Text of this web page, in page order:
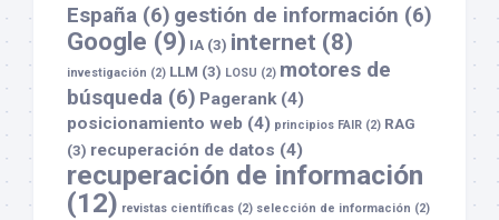
España (6) gestión de información (6)
Google (9) IA (3) internet (8)
investigación (2) LLM (3) LOSU (2) motores de
búsqueda (6) Pagerank(4)
posicionamiento web (4) principios FAIR (2) RAG
(3) recuperación de datos (4)
recuperación de información
(12) revistas científicas (2) selección de información (2)